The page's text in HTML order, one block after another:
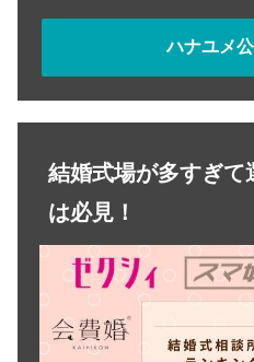
ハナユメ
結婚式場が多すぎ
は必見！